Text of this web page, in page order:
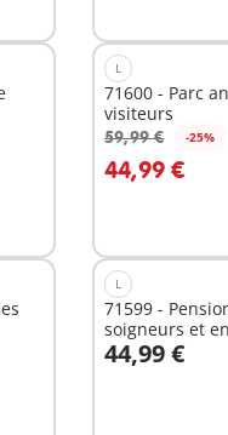
L
71600 - Parc
visiteurs
59,99 € -25%
44,99 €
L
71599 -
soigneurs et
44,99 €